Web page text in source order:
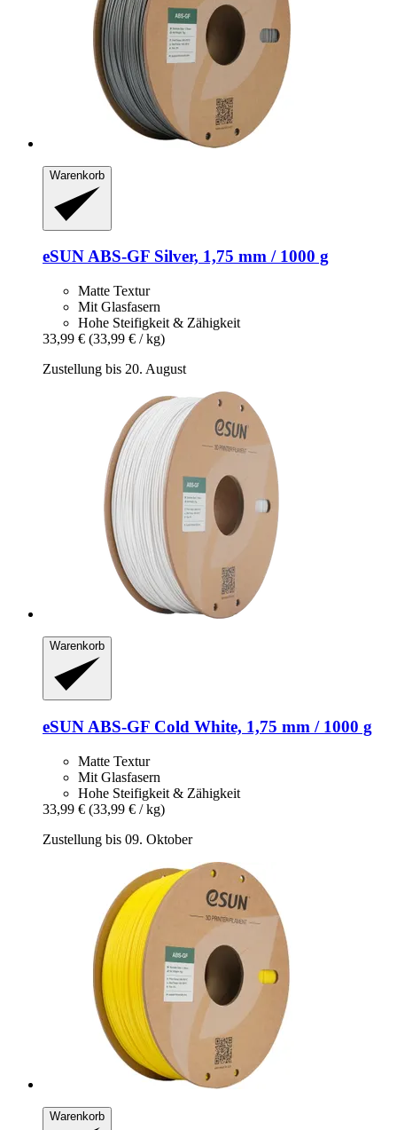
Warenkorb
eSUNABS-​GF Silver, 1,75 mm / 1000 g
Matte Textur
Mit Glasfasern
Hohe Steifigkeit & Zähigkeit
33,99 € (33,99 € / kg)
Zustellung bis 20. August
Warenkorb
eSUNABS-​GF Cold White, 1,75 mm / 1000 g
Matte Textur
Mit Glasfasern
Hohe Steifigkeit & Zähigkeit
33,99 € (33,99 € / kg)
Zustellung bis 09. Oktober
Warenkorb